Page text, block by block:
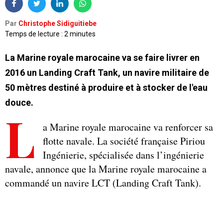
Par Christophe Sidiguitiebe
Temps de lecture : 2 minutes
La Marine royale marocaine va se faire livrer en
2016 un Landing Craft Tank, un navire militaire de
50 mètres destiné à produire et à stocker de l'eau
douce.
L
a Marine royale marocaine va renforcer sa
flotte navale. La société française Piriou
Ingénierie, spécialisée dans l’ingénierie
navale, annonce que la Marine royale marocaine a
commandé un navire LCT (Landing Craft Tank).